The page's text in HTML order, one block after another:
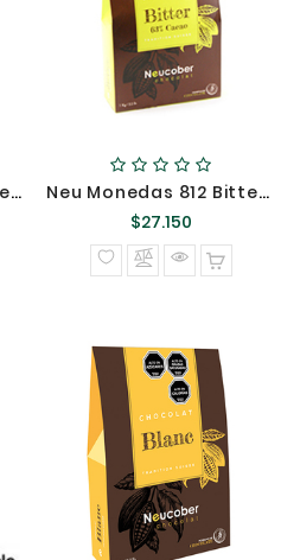
Neu Monedas 809 Bitter 60% Sin Azúcar Kilo @
Neu Monedas 812 Bitter 63% Cacao Kilo @
$27.150
normal